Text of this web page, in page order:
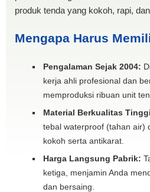
produk tenda yang kokoh, rapi,
Mengapa Harus
Pengalaman Sejak 2004:
kerja ahli profesional dan
memproduksi ribuan unit
Material Berkualitas
tebal waterproof (tahan air)
kokoh serta antikarat.
Harga Langsung Pabrik:
ketiga, menjamin Anda
dan bersaing.